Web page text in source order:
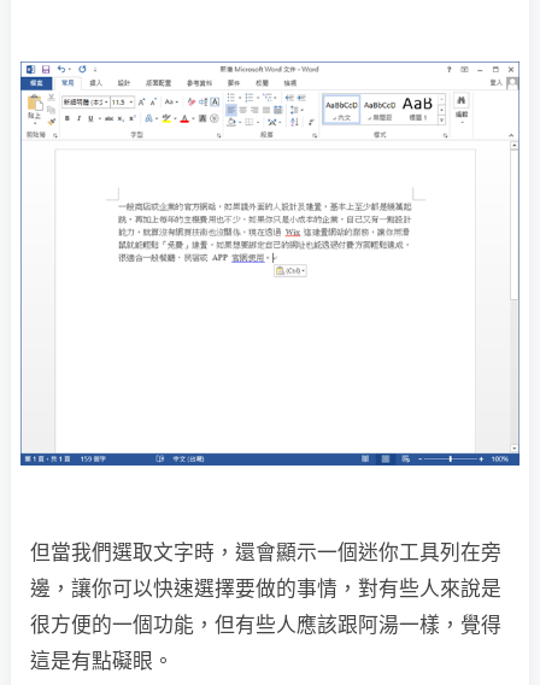
但當我們選取文字時，還會顯示一個迷你工具列在旁
邊，讓你可以快速選擇要做的事情，對有些人來說是
很方便的一個功能，但有些人應該跟阿湯一樣，覺得
這是有點礙眼。